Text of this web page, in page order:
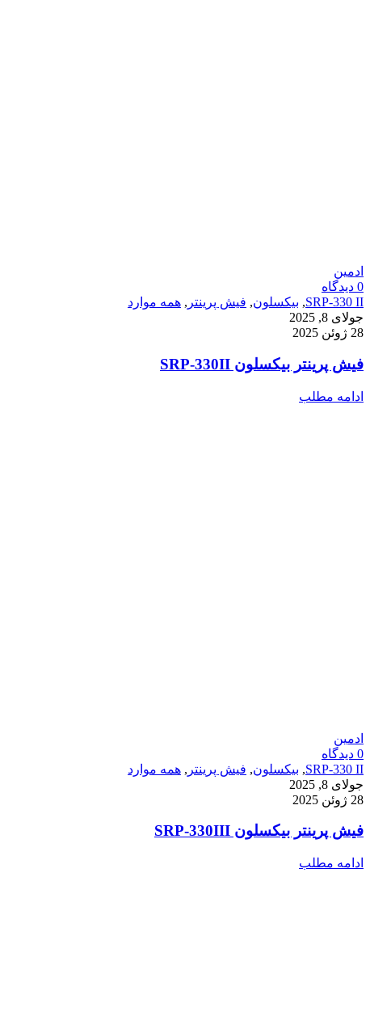
ادمین
0 دیدگاه
SRP-330 II
, بیکسلون, فیش پرینتر , همه موارد
جولای 8, 2025
28 ژوئن 2025
فیش پرینتر بیکسلون SRP-330II
ادامه مطلب
ادمین
0 دیدگاه
SRP-330 II
, بیکسلون, فیش پرینتر , همه موارد
جولای 8, 2025
28 ژوئن 2025
فیش پرینتر بیکسلون SRP-330III
ادامه مطلب